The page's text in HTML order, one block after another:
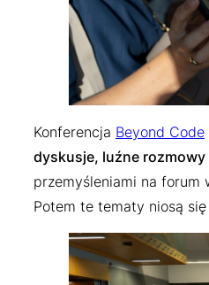
Konferencja Beyond Code
dyskusje, luźne
przemyśleniami na forum
Potem te tematy niosą